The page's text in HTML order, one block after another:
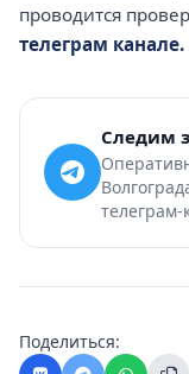
проводится
телеграм канале.
Следим
телеграм-
Поделиться: